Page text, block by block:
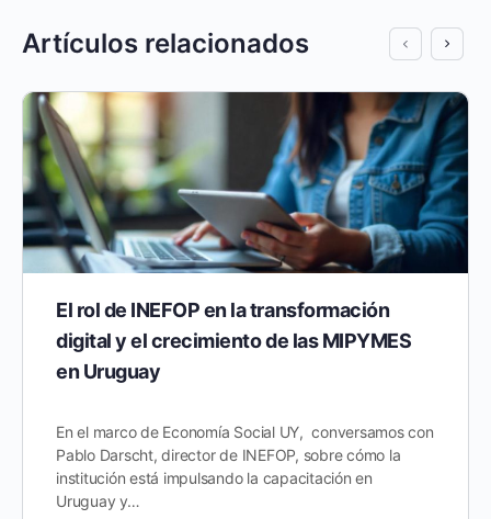
Artículos relacionados
El rol de INEFOP en la transformación
digital y el crecimiento de las MIPYMES
en Uruguay
En el marco de Economía Social UY, conversamos con
Pablo Darscht, director de INEFOP, sobre cómo la
institución está impulsando la capacitación en
Uruguay y…